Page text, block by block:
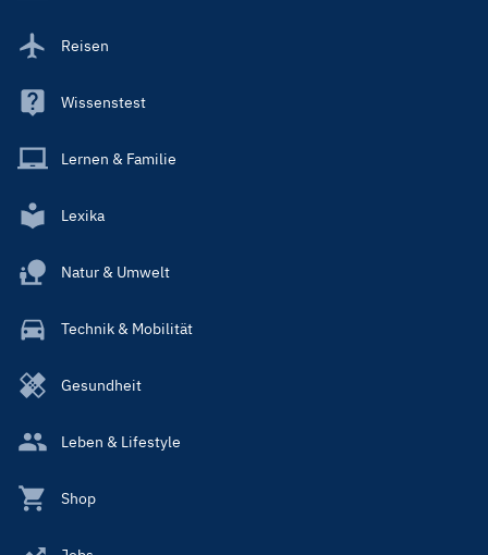
Reisen
Wissenstest
Lernen & Familie
Lexika
Natur & Umwelt
Technik & Mobilität
Gesundheit
Leben & Lifestyle
Shop